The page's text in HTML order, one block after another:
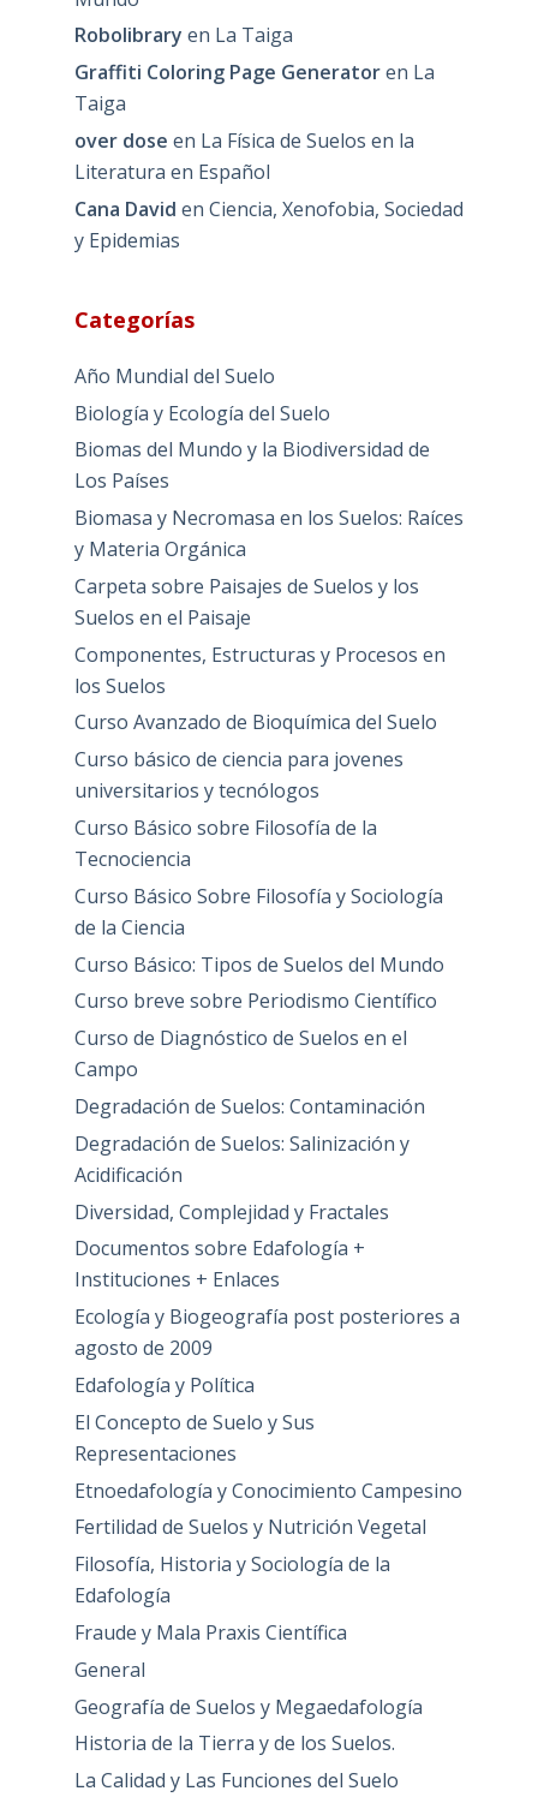
Robolibrary en La Taiga
Graffiti Coloring Page Generatoren La
Taiga
over dose en La Física de Suelos en la
Literatura en Español
Cana David en Ciencia, Xenofobia, Sociedad
y Epidemias
Categorías
Año Mundial del Suelo
Biología y Ecología del Suelo
Biomas del Mundo y la Biodiversidad de
Los Países
Biomasa y Necromasa en los Suelos: Raíces
y Materia Orgánica
Carpeta sobre Paisajes de Suelos y los
Suelos en el Paisaje
Componentes, Estructuras y Procesos en
los Suelos
Curso Avanzado de Bioquímica del Suelo
Curso básico de ciencia para jovenes
universitarios y tecnólogos
Curso Básico sobre Filosofía de la
Tecnociencia
Curso Básico Sobre Filosofía y Sociología
de la Ciencia
Curso Básico: Tipos de Suelos del Mundo
Curso breve sobre Periodismo Científico
Curso de Diagnóstico de Suelos en el
Campo
Degradación de Suelos: Contaminación
Degradación de Suelos: Salinización y
Acidificación
Diversidad, Complejidad y Fractales
Documentos sobre Edafología +
Instituciones + Enlaces
Ecología y Biogeografía post posteriores a
agosto de 2009
Edafología y Política
El Concepto de Suelo y Sus
Representaciones
Etnoedafología y Conocimiento Campesino
Fertilidad de Suelos y Nutrición Vegetal
Filosofía, Historia y Sociología de la
Edafología
Fraude y Mala Praxis Científica
General
Geografía de Suelos y Megaedafología
Historia de la Tierra y de los Suelos.
La Calidad y Las Funciones del Suelo